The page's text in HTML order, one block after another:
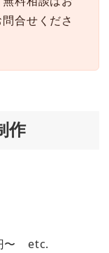
合せくださ
作
〜 etc.